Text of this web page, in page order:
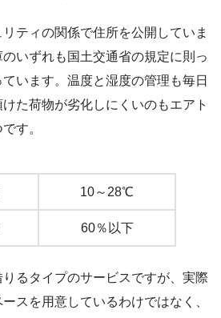
ティの関係で住所を公開していま
いずれも国土交通省の規定に則っ
います。温度と湿度の管理も毎日
た荷物が劣化しにくいのもエアト
す。
10～28℃
60％以下
るタイプのサービスですが、実際
スを用意しているわけではなく、